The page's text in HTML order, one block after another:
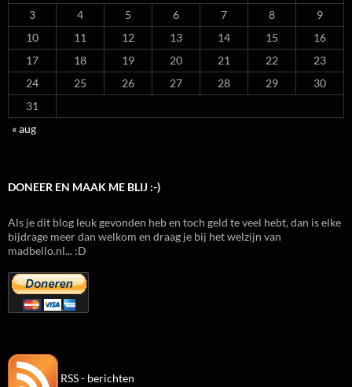
3
4 5 6 7 8
9
10
11 12 13 14 15
16
17
18 19 20 21 22
23
24
25 26 27 28 29
30
31
« aug
DONEER EN MAAK ME BLIJ :-)
Als je dit blog leuk gevonden heb en toch geld te veel hebt, dan is elke
bijdrage meer dan welkom en draag je bij het welzijn van
madbello.nl... :D
RSS - berichten